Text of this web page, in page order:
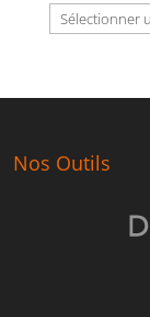
Archives
Nos Outils